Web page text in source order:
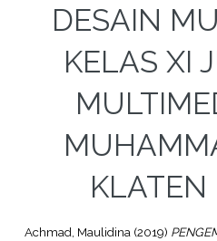
DESAIN
KELAS XI
KLATEN
Achmad, Maulidina(2019)